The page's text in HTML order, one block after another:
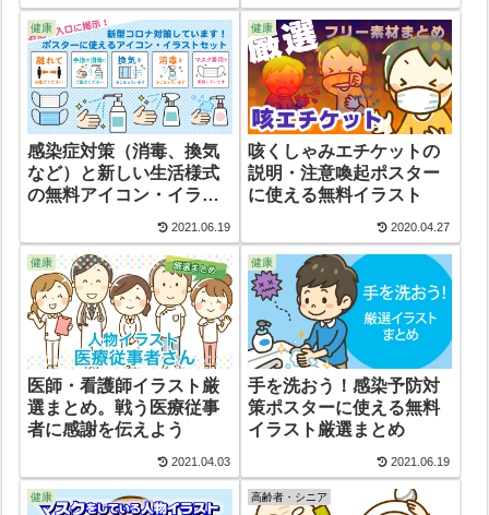
健康
感染症対策（消毒、換気
など）と新しい生活様式
の無料アイコン・イラス
トセット。厳選まとめ
2021.06.19
健康
咳くしゃみエチケットの
説明・注意喚起ポスター
に使える無料イラスト
2020.04.27
健康
医師・看護師イラスト厳
選まとめ。戦う医療従事
者に感謝を伝えよう
2021.04.03
健康
手を洗おう！感染予防対
策ポスターに使える無料
イラスト厳選まとめ
2021.06.19
健康 高齢者・シニア